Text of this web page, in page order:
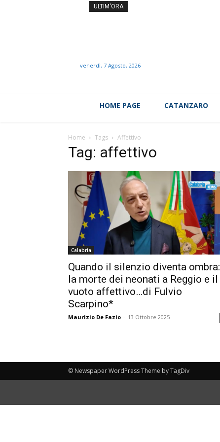
ULTIM'ORA
venerdì, 7 Agosto, 2026
HOME PAGE CATANZARO
Home Tags Affettivo
Tag: affettivo
Calabria
Quando il silenzio diventa ombra:
la morte dei neonati a Reggio e il
vuoto affettivo…di Fulvio
Scarpino*
Maurizio De Fazio - 13 Ottobre 2025
© Newspaper WordPress Theme by TagDiv